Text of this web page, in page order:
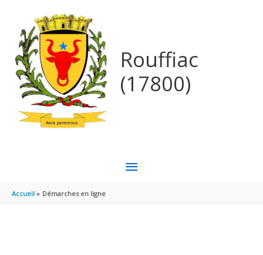
Rouffiac
(17800)
MENU
Accueil Démarches en ligne